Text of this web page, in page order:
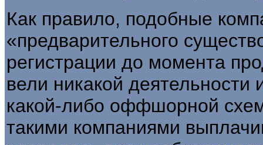
Как правило, подобные
«предварительного
регистрации до момента
вели никакой
какой-либо оффшорной
такими компаниями